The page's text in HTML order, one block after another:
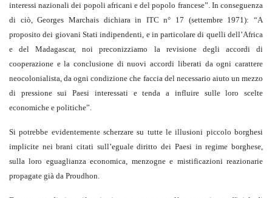
interessi nazionali dei popoli africani e del popolo francese”. In conseguenza
di ciò, Georges Marchais dichiara in ITC n° 17 (settembre 1971): “A
proposito dei giovani Stati indipendenti, e in particolare di quelli dell’Africa
e del Madagascar, noi preconizziamo la revisione degli accordi di
cooperazione e la conclusione di nuovi accordi liberati da ogni carattere
neocolonialista, da ogni condizione che faccia del necessario aiuto un mezzo
di pressione sui Paesi interessati e tenda a influire sulle loro scelte
economiche e politiche”.
Si potrebbe evidentemente scherzare su tutte le illusioni piccolo borghesi
implicite nei brani citati sull’eguale diritto dei Paesi in regime borghese,
sulla loro eguaglianza economica, menzogne e mistificazioni reazionarie
propagate già da Proudhon.